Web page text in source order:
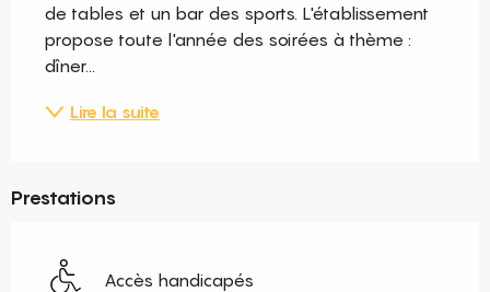
de tables et un bar des sports. L'établissement
propose toute l'année des soirées à thème :
dîner...
Lire la suite
Prestations
Accès handicapés